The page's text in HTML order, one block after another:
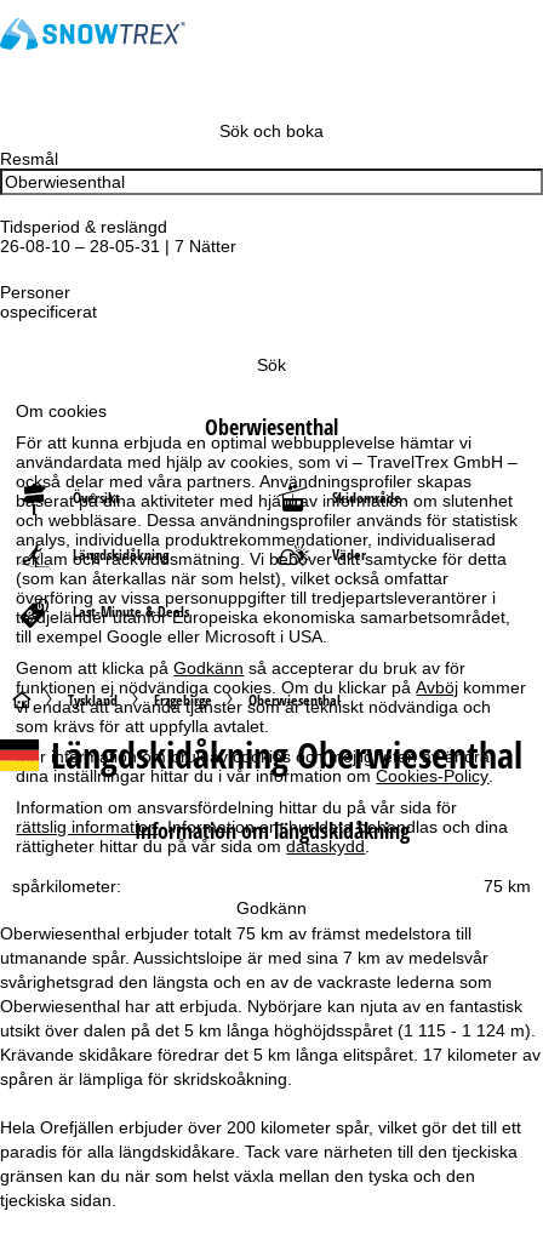
Om cookies
För att kunna erbjuda en optimal webbupplevelse hämtar vi
användardata med hjälp av cookies, som vi – TravelTrex GmbH –
också delar med våra partners. Användningsprofiler skapas
baserat på dina aktiviteter med hjälp av information om slutenhet
och webbläsare. Dessa användningsprofiler används för statistisk
analys, individuella produktrekommendationer, individualiserad
reklam och räckviddsmätning. Vi behöver ditt samtycke för detta
(som kan återkallas när som helst), vilket också omfattar
överföring av vissa personuppgifter till tredjepartsleverantörer i
tredjeländer utanför Europeiska ekonomiska samarbetsområdet,
till exempel Google eller Microsoft i USA.
Genom att klicka påGodkänn så accepterar du bruk av för
funktionen ej nödvändiga cookies. Om du klickar påAvböj kommer
vi endast att använda tjänster som är tekniskt nödvändiga och
som krävs för att uppfylla avtalet.
Mer information om bruk av cookies och möjligheten av ändra
dina inställningar hittar du i vår information omCookies-Policy
Information om ansvarsfördelning hittar du på vår sida för
rättslig information. Information om hur data behandlas och dina
rättigheter hittar du på vår sida omdataskydd
Godkänn
Sök och boka
Resmål
Tidsperiod & reslängd
26-08-10 – 28-05-31 | 7 Nätter
Personer
ospecificerat
Sök
Oberwiesenthal
Översikt Skidområde
Längdskidåkning Väder
Last-Minute & Deals
S
t
a
r
t
i
Tyskland Erzgebirge Oberwiesenthal
Längdskidåkning Oberwiesenthal
Information om längdskidåkning
75 km
spårkilometer:
Oberwiesenthal erbjuder totalt 75 km av främst medelstora till
utmanande spår. Aussichtsloipe är med sina 7 km av medelsvår
svårighetsgrad den längsta och en av de vackraste lederna som
Oberwiesenthal har att erbjuda. Nybörjare kan njuta av en fantastisk
utsikt över dalen på det 5 km långa höghöjdsspåret (1 115 - 1 124 m).
Krävande skidåkare föredrar det 5 km långa elitspåret. 17 kilometer av
spåren är lämpliga för skridskoåkning.
Hela Orefjällen erbjuder över 200 kilometer spår, vilket gör det till ett
paradis för alla längdskidåkare. Tack vare närheten till den tjeckiska
gränsen kan du när som helst växla mellan den tyska och den
tjeckiska sidan.